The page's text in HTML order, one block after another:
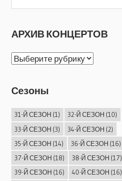
АРХИВ КОНЦЕРТОВ
АРХИВ
Сезоны
31-Й СЕЗОН (1) 32-Й СЕЗОН (10)
33-Й СЕЗОН (3) 34-Й СЕЗОН (2)
35-Й СЕЗОН (14) 36-Й СЕЗОН (16)
37-Й СЕЗОН (18) 38-Й СЕЗОН (17)
39-Й СЕЗОН (16) 40-Й СЕЗОН (16)